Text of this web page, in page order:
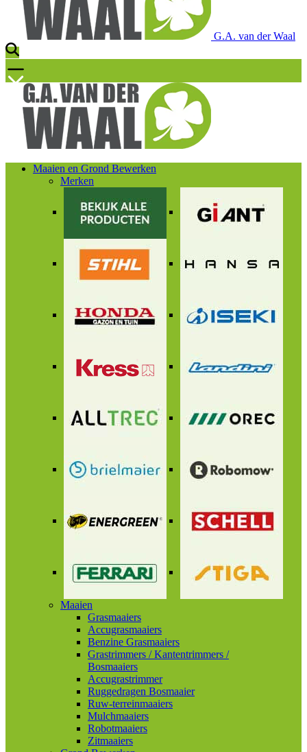
G.A. van der Waal
Maaien en Grond Bewerken
Merken
Maaien
Grasmaaiers
Accugrasmaaiers
Benzine Grasmaaiers
Grastrimmers / Kantentrimmers /
Bosmaaiers
Accugrastrimmer
Ruggedragen Bosmaaier
Ruw-terreinmaaiers
Mulchmaaiers
Robotmaaiers
Zitmaaiers